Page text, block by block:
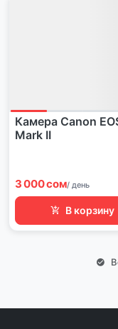
Камера Canon
Mark II
3 000 сом/ день
В корзину